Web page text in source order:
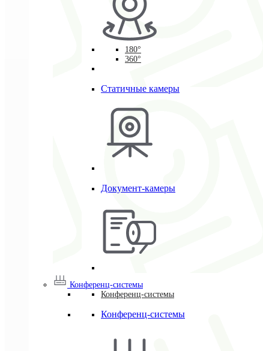
180°
360°
Статичные камеры
Документ-камеры
Конференц-системы
Конференц-системы
Конференц-системы